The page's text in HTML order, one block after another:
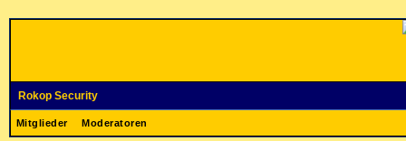
Rokop Security
Mitglieder Moderatoren